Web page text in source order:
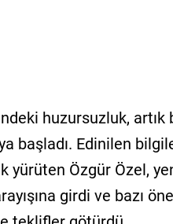
huzursuzluk,
başladı. Edinilen
yürüten Özgür Özel,
girdi ve bazı